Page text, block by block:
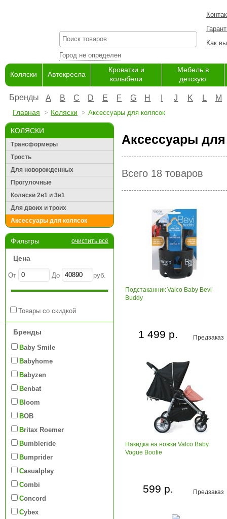
Город не определен
Как
Коляски Автокресла
Кроватки и
колыбели
Мебель в
детскую
Бренды A B C D E F G H J K L M
Главная Коляски Аксессуары для колясок
КОЛЯСКИ
Трансформеры
Трость
Для новорожденных
Прогулочные
Коляски 2в1 и 3в1
Для двоих и троих
Аксессуары для колясок
Фильтры очистить всё
Цена
От До руб.
Товары со скидкой
Бренды
Baby Smile
Babyhome
Babyzen
Benbat
Bloom
BOB
Britax Roemer
Bumbleride
Bumprider
Casualplay
Combi
Concord
Cybex
Аксессуары
Всего 18 товаров
Подстаканник Valco Baby Bevi
Buddy
Предзаказ
1 499 р.
Накидка на ножки Valco Baby
Vogue Bootie
Предзаказ
599 р.